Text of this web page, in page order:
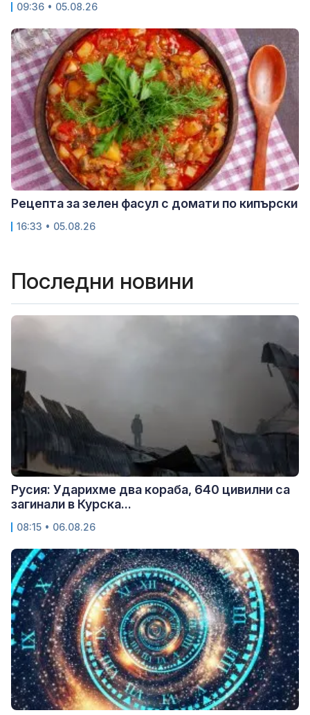
09:36 • 05.08.26
Рецепта за зелен фасул с домати по кипърски
16:33 • 05.08.26
Последни новини
Русия: Ударихме два кораба, 640 цивилни са
загинали в Курска...
08:15 • 06.08.26